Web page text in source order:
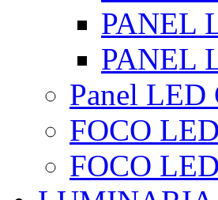
PANEL
PANEL
Panel
FOCO
FOCO